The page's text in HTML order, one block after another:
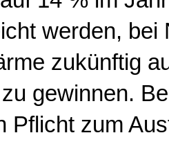
werden,
zukünftig
gewinnen.
Pflicht zum